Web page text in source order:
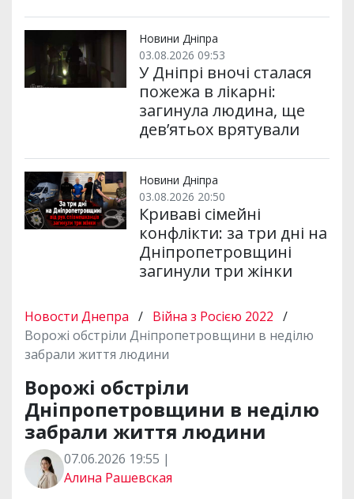
Новини Дніпра
03.08.2026 09:53
У Дніпрі вночі сталася
пожежа в лікарні:
загинула людина, ще
дев’ятьох врятували
Новини Дніпра
03.08.2026 20:50
Криваві сімейні
конфлікти: за три дні на
Дніпропетровщині
загинули три жінки
Новости Днепра / Війна з Росією 2022 /
Ворожі обстріли Дніпропетровщини в неділю
забрали життя людини
Ворожі обстріли
Дніпропетровщини в неділю
забрали життя людини
07.06.2026 19:55 |
Алина Рашевская